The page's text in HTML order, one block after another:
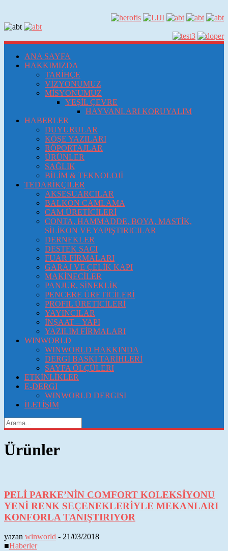
ANA SAYFA
HAKKIMIZDA
TARİHÇE
VİZYONUMUZ
MİSYONUMUZ
YEŞİL ÇEVRE
HAYVANLARI KORUYALIM
HABERLER
DUYURULAR
KÖŞE YAZILARI
RÖPORTAJLAR
ÜRÜNLER
SAĞLIK
BİLİM & TEKNOLOJİ
TEDARİKÇİLER
AKSESUARCILAR
BALKON CAMLAMA
CAM ÜRETİCİLERİ
CONTA, HAMMADDE, BOYA, MASTİK,
SİLİKON VE YAPIŞTIRICILAR
DERNEKLER
DESTEK SACI
FUAR FİRMALARI
GARAJ VE ÇELİK KAPI
MAKİNECİLER
PANJUR, SİNEKLİK
PENCERE ÜRETİCİLERİ
PROFIL ÜRETİCİLERİ
YAYINCILAR
İNŞAAT – YAPI
YAZILIM FİRMALARI
WINWORLD
WINWORLD HAKKINDA
DERGİ BASKI TARİHLERİ
SAYFA ÖLÇÜLERI
ETKİNLİKLER
E-DERGI
WINWORLD DERGISI
İLETİŞİM
Ürünler
PELİ PARKE’NİN COMFORT KOLEKSİYONU
YENİ RENK SEÇENEKLERİYLE MEKANLARI
KONFORLA TANIŞTIRIYOR
yazan winworld - 21/03/2018
■Haberler